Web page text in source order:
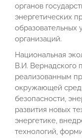
органов
энергетических
образовательных
организаций.
Национальная
В.И. Вернадского
реализованным
окружающей
безопасности,
развития новых
энергетике,
технологий,